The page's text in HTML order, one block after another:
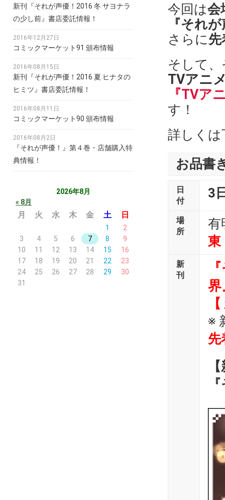
今回は会
『それ
さらに
そして
TVアニ
『TVア
す！
詳しく
お品書
日
付
3
場
所
有
東
新
刊
界
※
先
新刊『それが声優！2016 冬 サヨナラ
の少し前』書店委託情報！
2016年12月27日
コミックマーケット91 頒布情報
2016年08月15日
新刊『それが声優！2016 夏 ヒナタの
ヒミツ』書店委託情報！
2016年08月11日
コミックマーケット90 頒布情報
2016年08月2日
『それが声優！』第４巻・店舗購入特
典情報！
2026年8月
« 8月
月 火 水 木 金 土 日
1
2
3
4 5 6 7 8
9
10
11 12 13 14 15
16
17
18 19 20 21 22
23
24
25 26 27 28 29
30
31